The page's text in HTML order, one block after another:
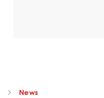
News